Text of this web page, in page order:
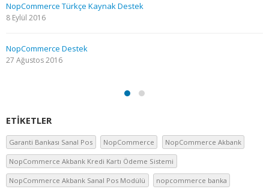
NopCommerce Türkçe Kaynak Destek
8 Eylül 2016
NopCommerce Destek
27 Ağustos 2016
ETIKETLER
Garanti Bankası Sanal Pos NopCommerce NopCommerce Akbank
NopCommerce Akbank Kredi Kartı Ödeme Sistemi
NopCommerce Akbank Sanal Pos Modülü nopcommerce banka